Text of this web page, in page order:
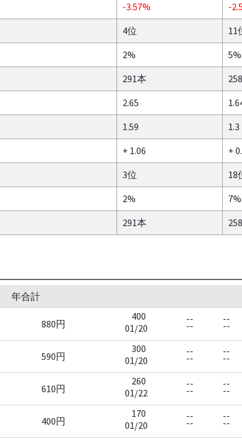
-3.57% -
4位 11
2% 5%
291本
2.65
1.59 1.3
+ 1.06 +
3位 18
2% 7%
291本
年合計
880円
400
01/20
--
--
--
--
590円
300
01/20
--
--
--
--
610円
260
01/22
--
--
--
--
400円
170
01/20
--
--
--
--